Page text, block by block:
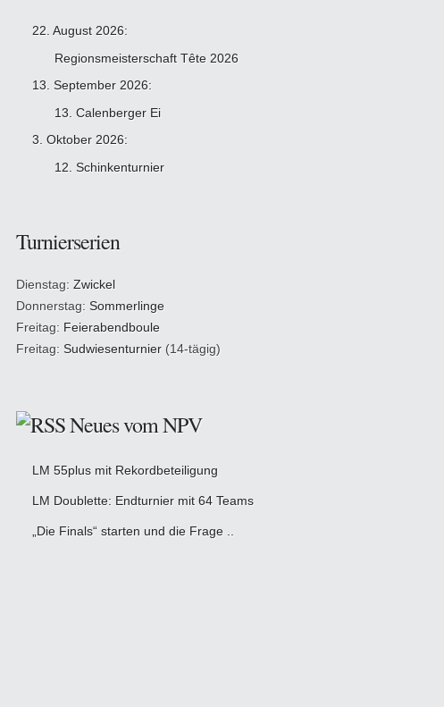
22. August 2026:
Regionsmeisterschaft Tête 2026
13. September 2026:
13. Calenberger Ei
3. Oktober 2026:
12. Schinkenturnier
Turnierserien
Dienstag: Zwickel
Donnerstag: Sommerlinge
Freitag: Feierabendboule
Freitag: Sudwiesenturnier (14-tägig)
Neues vom NPV
LM 55plus mit Rekordbeteiligung
LM Doublette: Endturnier mit 64 Teams
„Die Finals“ starten und die Frage ..